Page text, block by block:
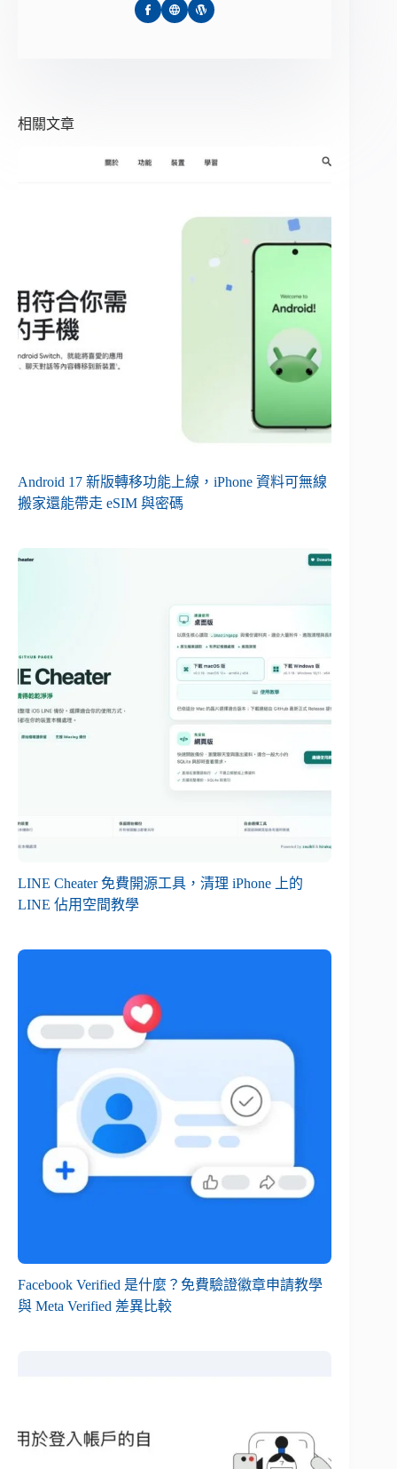
相關文章
Android 17 新版轉移功能上線，iPhone 資料可無線
搬家還能帶走 eSIM 與密碼
LINE Cheater 免費開源工具，清理 iPhone 上的
LINE 佔用空間教學
Facebook Verified 是什麼？免費驗證徽章申請教學
與 Meta Verified 差異比較